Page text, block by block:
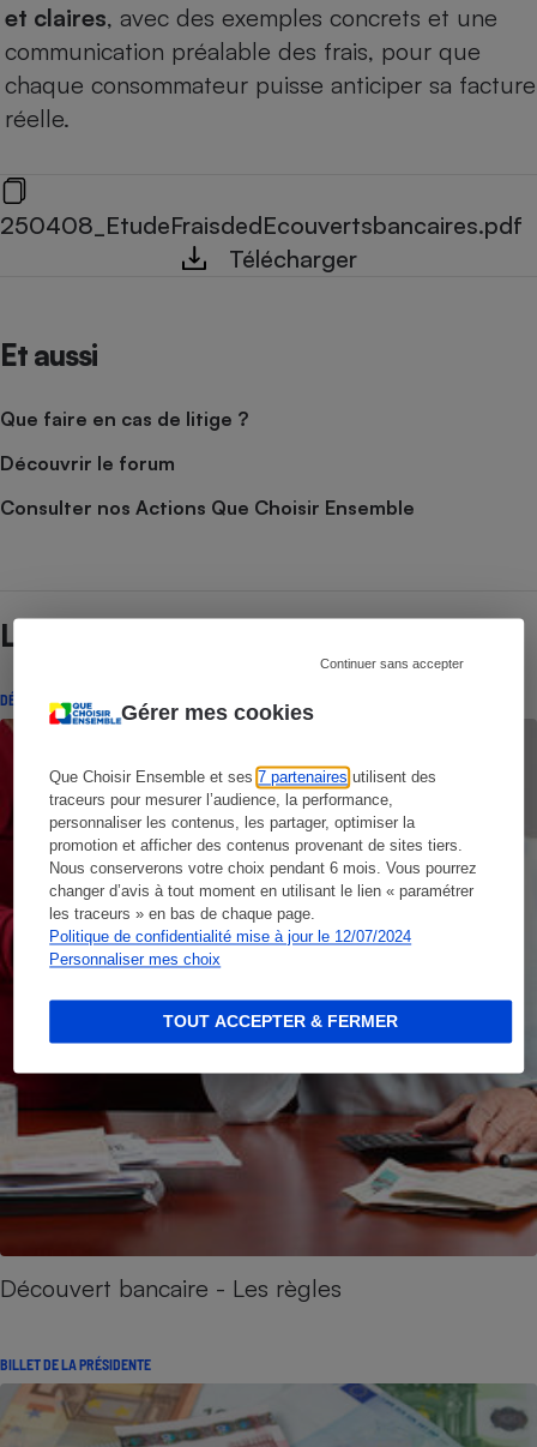
Gérer mes cookies
Que Choisir Ensemble et ses7 partenaires utilisent des
traceurs pour mesurer l’audience, la performance,
personnaliser les contenus, les partager, optimiser la
promotion et afficher des contenus provenant de sites tiers.
Nous conserverons votre choix pendant 6 mois. Vous pourrez
changer d’avis à tout moment en utilisant le lien « paramétrer
les traceurs » en bas de chaque page.
Politique de confidentialité mise à jour le 12/07/2024
Personnaliser mes choix
Continuer sans accepter
TOUT ACCEPTER & FERMER
et claires, avec des exemples concrets et une
communication préalable des frais, pour que
chaque consommateur puisse anticiper sa facture
réelle.
250408_EtudeFraisdedEcouvertsbancaires.pdf
Télécharger
Et aussi
Que faire en cas de litige ?
Découvrir le forum
Consulter nos Actions Que Choisir Ensemble
Lire aussi
DÉCRYPTAGE
Découvert bancaire - Les règles
BILLET DE LA PRÉSIDENTE